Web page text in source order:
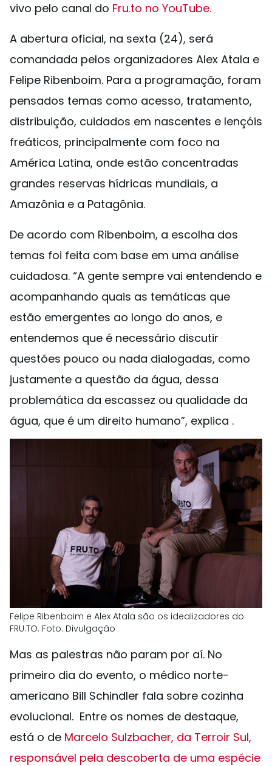
vivo pelo canal do Fru.to no YouTube.
A abertura oficial, na sexta (24), será
comandada pelos organizadores Alex Atala e
Felipe Ribenboim. Para a programação, foram
pensados temas como acesso, tratamento,
distribuição, cuidados em nascentes e lençóis
freáticos, principalmente com foco na
América Latina, onde estão concentradas
grandes reservas hídricas mundiais, a
Amazônia e a Patagônia.
De acordo com Ribenboim, a escolha dos
temas foi feita com base em uma análise
cuidadosa. “A gente sempre vai entendendo e
acompanhando quais as temáticas que
estão emergentes ao longo do anos, e
entendemos que é necessário discutir
questões pouco ou nada dialogadas, como
justamente a questão da água, dessa
problemática da escassez ou qualidade da
água, que é um direito humano”, explica .
Felipe Ribenboim e Alex Atala são os idealizadores do
FRU.TO. Foto: Divulgação
Mas as palestras não param por aí. No
primeiro dia do evento, o médico norte-
americano Bill Schindler fala sobre cozinha
evolucional. Entre os nomes de destaque,
está o de Marcelo Sulzbacher, da Terroir Sul,
responsável pela descoberta de uma espécie